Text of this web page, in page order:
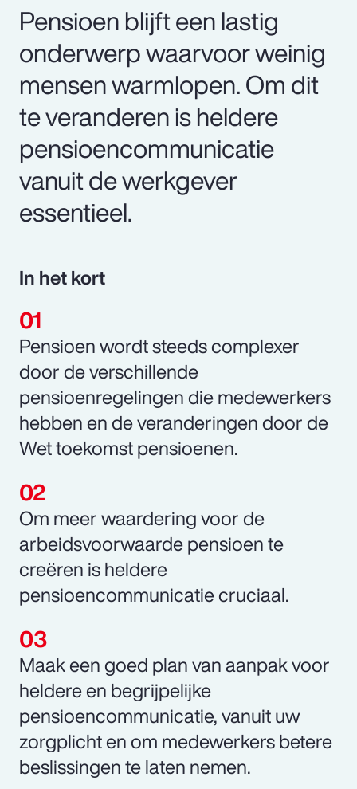
Pensioen blijft een lastig
onderwerp waarvoor weinig
mensen warmlopen. Om dit
te veranderen is heldere
pensioencommunicatie
vanuit de werkgever
essentieel.
In het kort
Pensioen wordt steeds complexer
door de verschillende
pensioenregelingen die medewerkers
hebben en de veranderingen door de
Wet toekomst pensioenen.
Om meer waardering voor de
arbeidsvoorwaarde pensioen te
creëren is heldere
pensioencommunicatie cruciaal.
Maak een goed plan van aanpak voor
heldere en begrijpelijke
pensioencommunicatie, vanuit uw
zorgplicht en om medewerkers betere
beslissingen te laten nemen.